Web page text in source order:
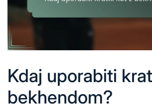
Kdaj uporabiti
bekhendom?